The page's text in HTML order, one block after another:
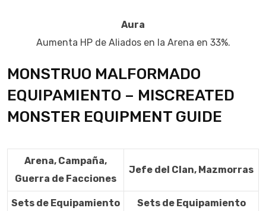
Aura
Aumenta HP de Aliados en la Arena en 33%.
MONSTRUO MALFORMADO
EQUIPAMIENTO – MISCREATED
MONSTER EQUIPMENT GUIDE
Arena, Campaña,
Guerra de Facciones
Jefe del Clan, Mazmorras
Sets de Equipamiento
Sets de Equipamiento